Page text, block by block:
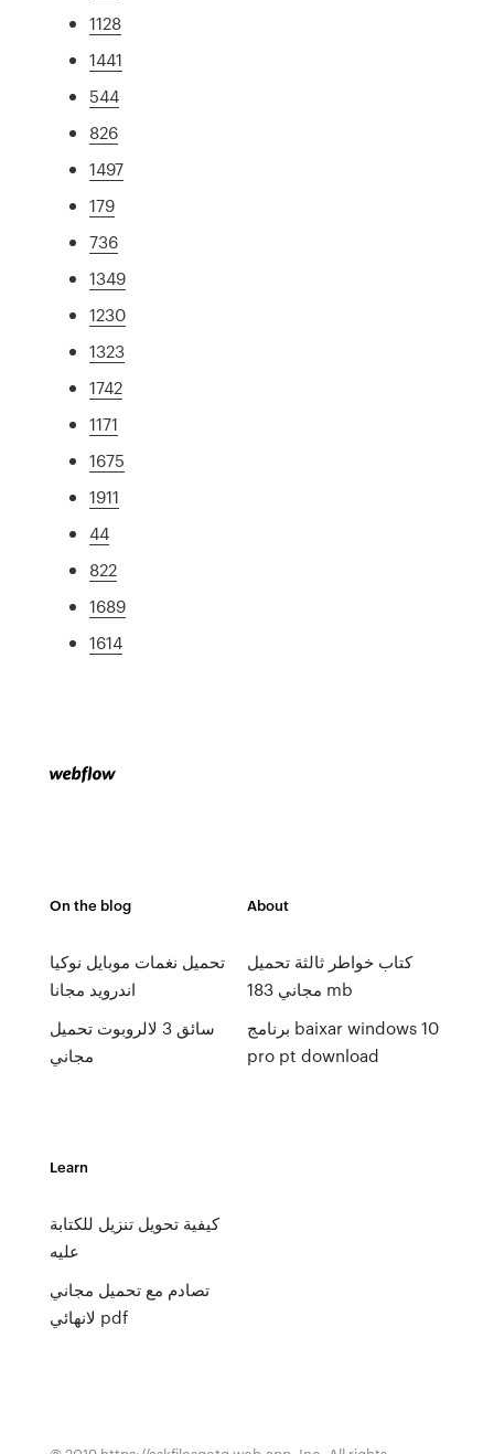
1128
1441
544
826
1497
179
736
1349
1230
1323
1742
1171
1675
1911
44
822
1689
1614
On the blog
تحميل نغمات موبايل نوكيا
اندرويد مجانا
سائق 3 لالروبوت تحميل
مجاني
About
كتاب خواطر ثالثة تحميل
مجاني 183 mb
برنامج baixar windows 10
pro pt download
Learn
كيفية تحويل تنزيل للكتابة
عليه
تصادم مع تحميل مجاني
لانهائي pdf